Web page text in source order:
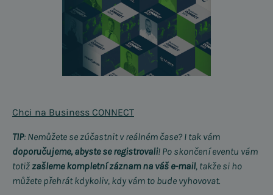
Chci na Business CONNECT
TIP: Nemůžete se zúčastnit v reálném čase? I tak vám
doporučujeme, abyste se registrovali! Po skončení eventu vám
totižzašleme kompletní záznam na váš e-mail, takže si ho
můžete přehrát kdykoliv, kdy vám to bude vyhovovat.